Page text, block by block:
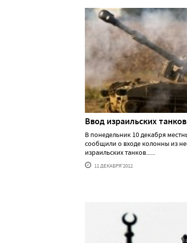
Ввод израильских
В понедельник 10 декабря
сообщили о входе колонны из
израильских танков......
11 ДЕКАБРЯ'2012